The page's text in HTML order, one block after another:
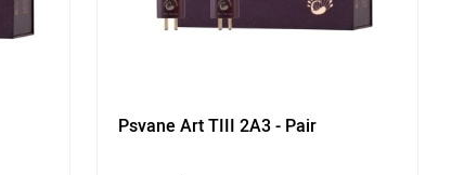
Psvane Art TIII 2A3 - Pair